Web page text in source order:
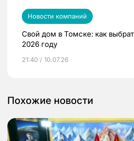
Новости компаний
Свой дом в Томске: как
2026 году
21:40 / 10.07.26
Похожие новости